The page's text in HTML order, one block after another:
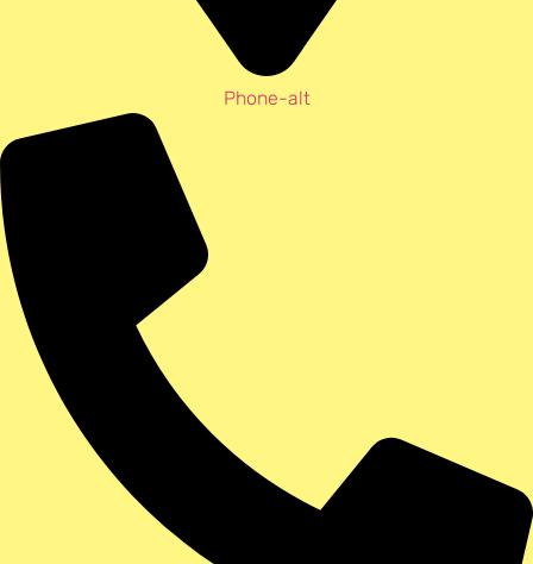
Phone-alt